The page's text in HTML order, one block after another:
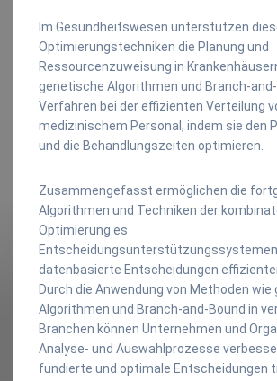
Im Gesundheitswesen unterstützen
Optimierungstechniken die Planung und
Ressourcenzuweisung in
genetische Algorithmen und Branch-
Verfahren bei der effizienten Verteilung
medizinischem Personal, indem sie den
und die Behandlungszeiten optimieren.
Zusammengefasst ermöglichen die
Algorithmen und Techniken der
Optimierung es
datenbasierte Entscheidungen
Durch die Anwendung von Methoden
Algorithmen und Branch-and-Bound in
Branchen können Unternehmen und
Analyse- und Auswahlprozesse
fundierte und optimale Entscheidungen